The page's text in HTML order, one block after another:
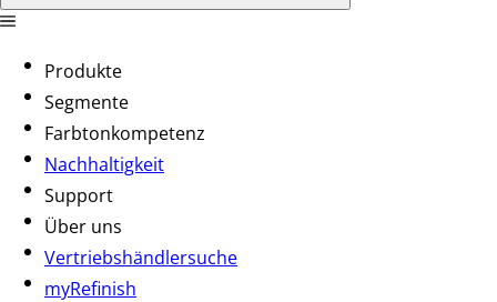
Produkte
Segmente
Farbtonkompetenz
Nachhaltigkeit
Support
Über uns
Vertriebshändlersuche
myRefinish